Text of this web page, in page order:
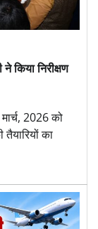
किया निरीक्षण
2026 को
तैयारियों का